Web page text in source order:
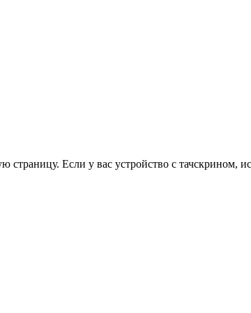
страницу. Если у вас устройство с тачскрином,